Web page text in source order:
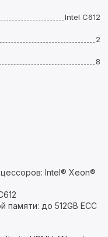
Intel C612
2
8
Intel® Xeon®
до 512GB ECC